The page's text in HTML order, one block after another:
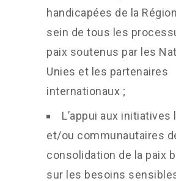
handicapées de la
sein de tous les
paix soutenus par les
Unies et les partenaires
internationaux ;
L’appui aux initiatives
et/ou communautaires
consolidation de la paix
sur les besoins